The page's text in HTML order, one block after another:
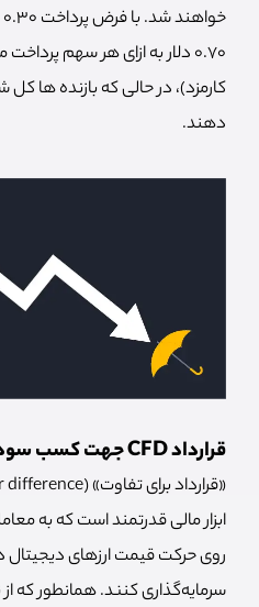
0.70 دلار به ازای هر سهم
کارمزد)، در حالی که بازنده ها
دهند.
قرارداد CFD جهت کسب سود از ریزش ارز دیجیتال
ابزار مالی قدرتمند است که به
روی حرکت قیمت ارزهای دیجیتال